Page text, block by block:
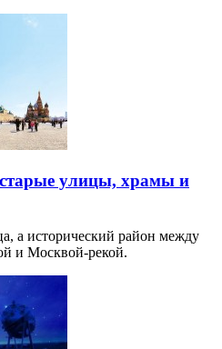
улицы, храмы и
а исторический район между
и Москвой-рекой.